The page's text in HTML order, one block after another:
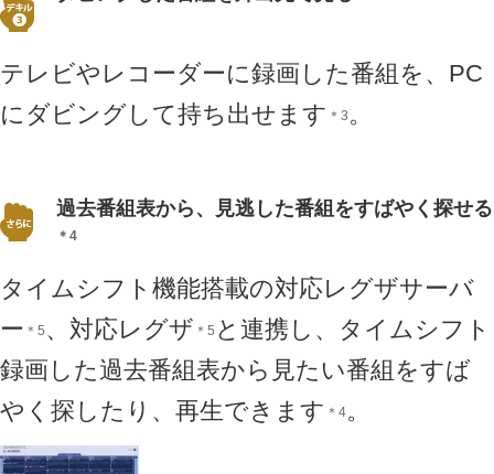
テレビやレコーダーに録画した番組を、PC
にダビングして持ち出せます ＊3 。
過去番組表から、見逃した番組をすばやく探せる
＊4
タイムシフト機能搭載の対応レグザサーバ
ー ＊5 、対応レグザ ＊5 と連携し、タイムシフト
録画した過去番組表から見たい番組をすば
やく探したり、再生できます ＊4。